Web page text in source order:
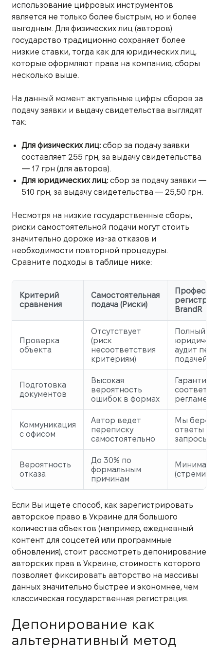
использование цифровых инструментов
является не только более быстрым, но и более
выгодным. Для физических лиц (авторов)
государство традиционно сохраняет более
низкие ставки, тогда как для юридических лиц,
которые оформляют права на компанию, сборы
несколько выше.
На данный момент актуальные цифры сборов за
подачу заявки и выдачу свидетельства выглядят
так:
Для физических лиц:сбор за подачу заявки
составляет 255 грн, за выдачу свидетельства
— 17 грн (для авторов).
Для юридических лиц:сбор за подачу заявки —
510 грн, за выдачу свидетельства — 25,50 грн.
Несмотря на низкие государственные сборы,
риски самостоятельной подачи могут стоить
значительно дороже из-за отказов и
необходимости повторной процедуры.
Сравните подходы в таблице ниже:
Критерий
сравнения
Самостоятельная
подача (Риски)
BrandR
Проверка
объекта
Отсутствует
(риск
несоответствия
критериям)
Полный
аудит
подачей
Подготовка
документов
Высокая
вероятность
ошибок в формах
Коммуникация
с офисом
Автор ведет
переписку
самостоятельно
Мы берем
ответы на
запросы
Вероятность
отказа
До 30% по
формальным
причинам
Если Вы ищете способ, как зарегистрировать
авторское право в Украине для большого
количества объектов (например, ежедневный
контент для соцсетей или программные
обновления), стоит рассмотреть депонирование
авторских прав в Украине, стоимость которого
позволяет фиксировать авторство на массивы
данных значительно быстрее и экономнее, чем
классическая государственная регистрация.
Депонирование как
альтернативный метод